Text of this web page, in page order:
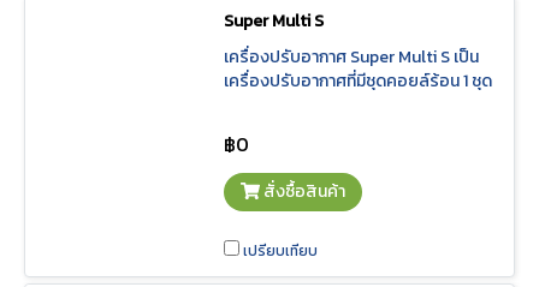
Super Multi S
เครื่องปรับอากาศ Super Multi S เป็น
เครื่องปรับอากาศที่มีชุดคอยล์ร้อน 1 ชุด
แผงระบายความร้อนที่มีประสิทธิภาพสูง
ช่วยให้เครื่องปรับอากาศระบบ Super
Multi S ของไดกิ้น มีอัตราการใช้
การติดตั้งคอยล์ร้อนอีกด้วย
฿0
สั่งซื้อสินค้า
เปรียบเทียบ